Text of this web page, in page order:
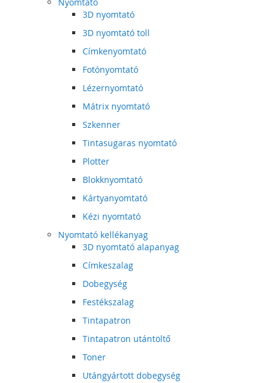
3D nyomtató
3D nyomtató toll
Címkenyomtató
Fotónyomtató
Lézernyomtató
Mátrix nyomtató
Szkenner
Tintasugaras nyomtató
Plotter
Blokknyomtató
Kártyanyomtató
Kézi nyomtató
Nyomtató kellékanyag
3D nyomtató alapanyag
Címkeszalag
Dobegység
Festékszalag
Tintapatron
Tintapatron utántöltő
Toner
Utángyártott dobegység